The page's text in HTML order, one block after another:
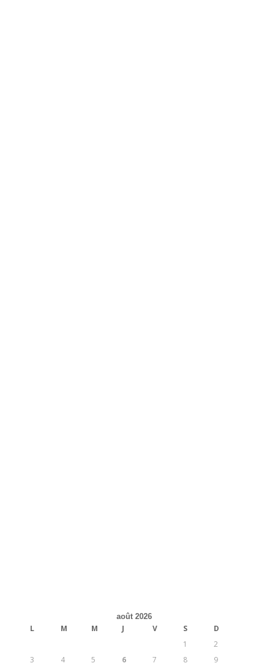
août 2026
L M M J V S
D
1
2
3
4 5 6 7 8
9